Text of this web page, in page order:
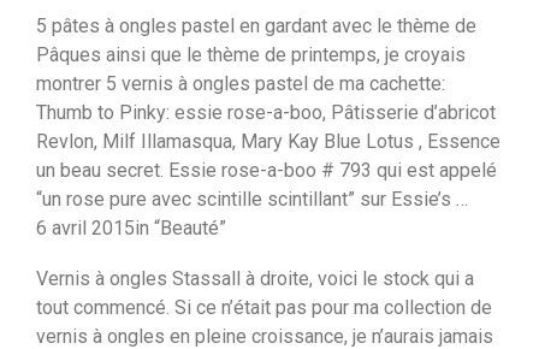
5 pâtes à ongles pastel en gardant avec le thème de
Pâques ainsi que le thème de printemps, je croyais
montrer 5 vernis à ongles pastel de ma cachette:
Thumb to Pinky: essie rose-a-boo, Pâtisserie d’abricot
Revlon, Milf Illamasqua, Mary Kay Blue Lotus , Essence
un beau secret. Essie rose-a-boo # 793 qui est appelé
“un rose pure avec scintille scintillant” sur Essie’s …
6 avril 2015in “Beauté”
Vernis à ongles Stassall à droite, voici le stock qui a
tout commencé. Si ce n’était pas pour ma collection de
vernis à ongles en pleine croissance, je n’aurais jamais